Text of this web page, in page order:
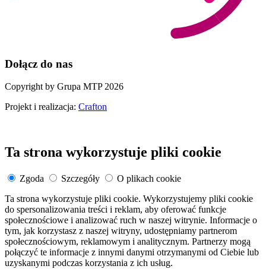
Dołącz do nas
Copyright by Grupa MTP 2026
Projekt i realizacja: Crafton
Ta strona wykorzystuje pliki cookie
Zgoda Szczegóły
O plikach cookie
Ta strona wykorzystuje pliki cookie. Wykorzystujemy pliki cookie
do spersonalizowania treści i reklam, aby oferować funkcje
społecznościowe i analizować ruch w naszej witrynie. Informacje o
tym, jak korzystasz z naszej witryny, udostępniamy partnerom
społecznościowym, reklamowym i analitycznym. Partnerzy mogą
połączyć te informacje z innymi danymi otrzymanymi od Ciebie lub
uzyskanymi podczas korzystania z ich usług.